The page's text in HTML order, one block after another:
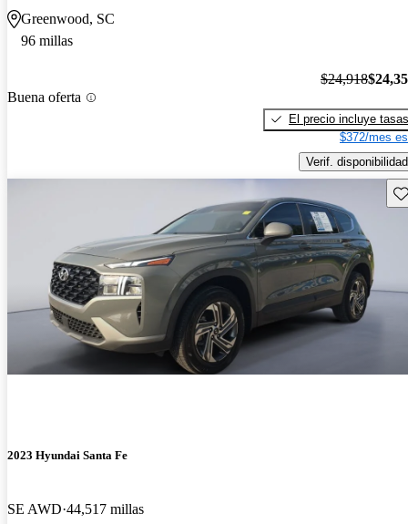
Greenwood, SC
96 millas
Buena oferta
$24,918
El precio incluye tasas
$372/mes
Verif. disponibilidad
2023 Hyundai Santa Fe
SE AWD 44,517 millas